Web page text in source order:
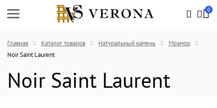
0
Главная Каталог товаров Натуральный камень
Мрамор
Noir Saint Laurent
Noir Saint Laurent